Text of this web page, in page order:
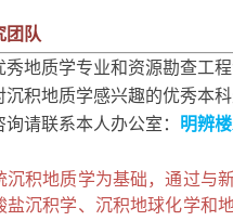
团队
秀地质学专业和资源勘查工
沉积地质学感兴趣的优秀本
请联系本人办公室： 明辨
沉积地质学为基础，通过与
盐沉积学、沉积地球化学和